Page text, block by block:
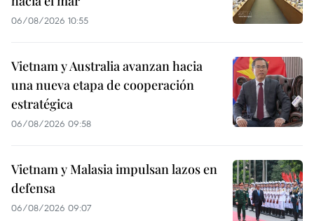
06/08/2026 10:55
Vietnam y Australia avanzan hacia
una nueva etapa de cooperación
estratégica
06/08/2026 09:58
Vietnam y Malasia impulsan lazos en
defensa
06/08/2026 09:07